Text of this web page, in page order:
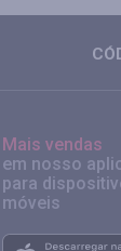
Mais vendas
em nosso
para
móveis